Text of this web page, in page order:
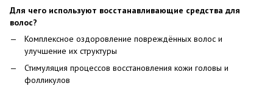
Для чего используют восстанавливающие средства для
волос?
Комплексное оздоровление повреждённых волос и
улучшение их структуры
Стимуляция процессов восстановления кожи головы и
фолликулов